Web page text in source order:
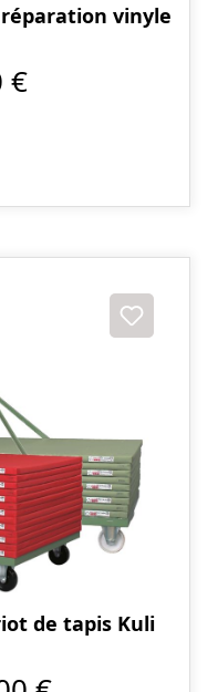
réparation vinyle
€
de tapis Kuli